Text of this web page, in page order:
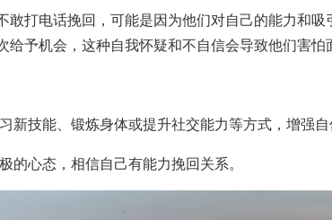
敢打电话挽回，可能是因为他们对自己的能力和
给予机会，这种自我怀疑和不自信会导致他们害怕
新技能、锻炼身体或提升社交能力等方式，增强自
的心态，相信自己有能力挽回关系。